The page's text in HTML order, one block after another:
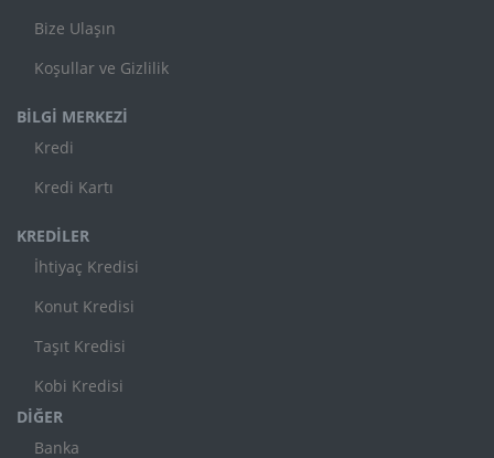
Bize Ulaşın
Koşullar ve Gizlilik
BİLGİ MERKEZİ
Kredi
Kredi Kartı
KREDİLER
İhtiyaç Kredisi
Konut Kredisi
Taşıt Kredisi
Kobi Kredisi
DİĞER
Banka